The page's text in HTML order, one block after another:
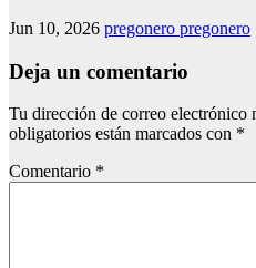
Jun 10, 2026 pregonero pregonero
Deja un comentario
Tu dirección de correo electrónico
obligatorios están marcados con *
Comentario *